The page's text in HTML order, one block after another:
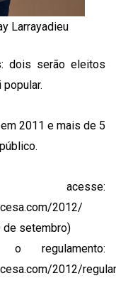
Larrayadieu
dois serão eleitos
2011 e mais de 5
acesse:
2012/
de setembro)
regulamento:
2012/